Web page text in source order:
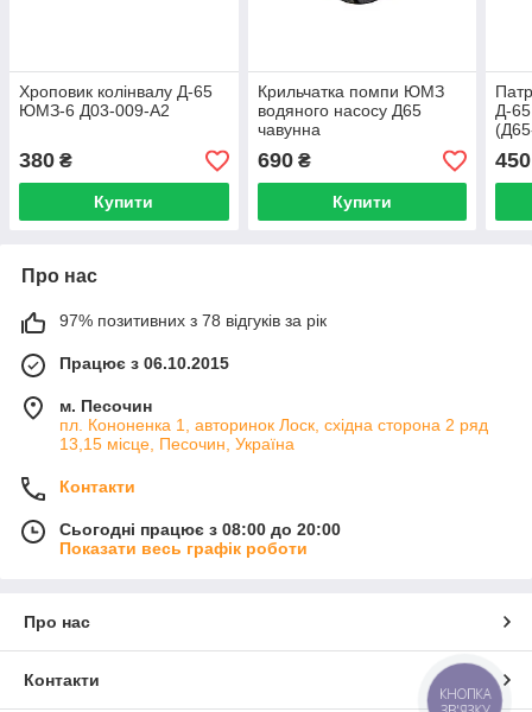
Хроповик колінвалу Д-65
ЮМЗ-6 Д03-009-А2
380 ₴
Купити
Крильчатка помпи ЮМЗ
водяного насосу Д65
чавунна
690₴
Купити
Д-
450
Про нас
97% позитивних з 78 відгуків за рік
Працює з 06.10.2015
м. Песочин
пл. Кононенка 1, авторинок Лоск, східна сторона 2 ряд
13,15 місце, Песочин, Україна
Контакти
Сьогодні працює з 08:00 до 20:00
Показати весь графік роботи
Про нас
Контакти
КНОПКА